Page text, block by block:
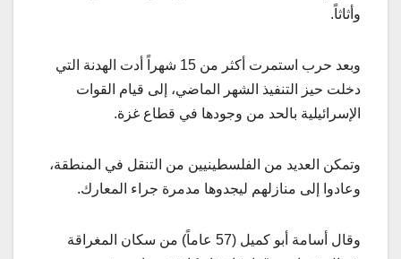
وأثاثاً.
وبعد حرب استمرت أكثر من 15 شهراً أدت الهدنة التي
دخلت حيز التنفيذ الشهر الماضي، إلى قيام القوات
الإسرائيلية بالحد من وجودها في قطاع غزة.
وتمكن العديد من الفلسطينيين من التنقل في المنطقة،
وعادوا إلى منازلهم ليجدوها مدمرة جراء المعارك.
وقال أسامة أبو كميل (57 عاماً) من سكان المغراقة